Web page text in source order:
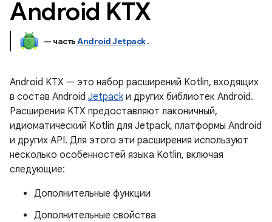
Android KTX
— частьAndroid Jetpack.
Android KTX — это набор расширений Kotlin, входящих
в состав Android Jetpackи других библиотек Android.
Расширения KTX предоставляют лаконичный,
идиоматический Kotlin для Jetpack, платформы Android
и других API. Для этого эти расширения используют
несколько особенностей языка Kotlin, включая
следующие:
Дополнительные функции
Дополнительные свойства